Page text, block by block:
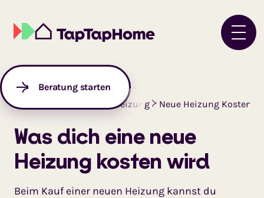
Beratung starten
Startseite
Heizung Neue Heizung Kosten
Was dich eine neue
Heizung kosten wird
Beim Kauf einer neuen Heizung kannst du